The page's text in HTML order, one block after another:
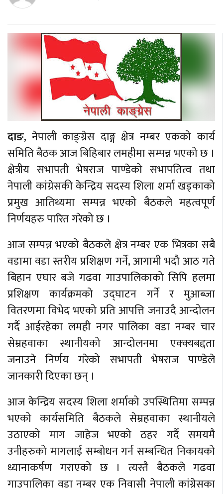
दाङ, नेपाली काङ्ग्रेस दाङ्ग क्षेत्र नम्बर एकको कार्य
समिति बैठक आज बिहिबार लमहीमा सम्पन्न भएको छ ।
क्षेत्रीय सभापती भेषराज पाण्डेको सभापतित्व तथा
नेपाली कांग्रेसकी केन्द्रिय सदस्य शिला शर्मा खड्काको
प्रमुख आतिथ्यमा सम्पन्न भएको बैठकले महत्वपूर्ण
निर्णयहरु पारित गरेको छ ।
आज सम्पन्न भएको बैठकले क्षेत्र नम्बर एक भित्रका सबै
वडामा वडा स्तरीय प्रशिक्षण गर्ने, आगामी भदौ आठ गते
बिहान एघार बजे गढवा गाउपालिकाको सिपि हलमा
प्रशिक्षण कार्यक्रमको उद्घाटन गर्ने र मुआब्जा
वितरणमा विभेद भएको प्रति आपत्ति जनाउदै आन्दोलन
गर्दै आईरहेका लमही नगर पालिका वडा नम्बर चार
सेम्रहवाका स्थानीयको आन्दोलनमा एक्क्यबद्दता
जनाउने निर्णय गरेको सभापती भेषराज पाण्डेले
जानकारी दिएका छन् ।
आज केन्द्रिय सदस्य शिला शर्माको उपस्थितिमा सम्पन्न
भएको कार्यसमिति बैठकले सेम्रहवाका स्थानीयले
उठाएको माग जाहेज भएको ठहर गर्दै समयमै
उनीहरुको मागलाई सम्बोधन गर्न सम्बन्धित निकायको
ध्यानाकर्षण गराएको छ । त्यस्तै बैठकले गढवा
गाउपालिका वडा नम्बर एक निवासी नेपाली कांग्रेसका